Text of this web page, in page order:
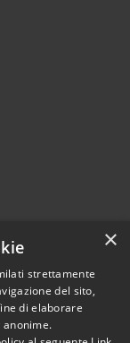
2026 • Comune di
San Germano •
×
strettamente
del sito,
di elaborare